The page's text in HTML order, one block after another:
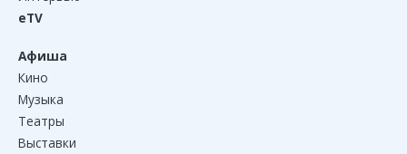
eTV
Афиша
Кино
Музыка
Театры
Выставки